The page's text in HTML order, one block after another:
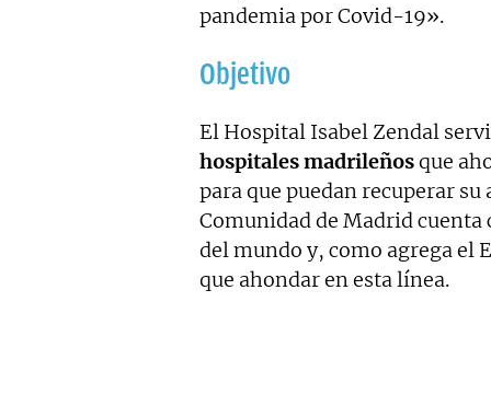
pandemia por Covid-19».
Objetivo
El Hospital Isabel Zendal
hospitales madrileñosque
para que puedan recuperar
Comunidad de Madrid
del mundo y, como agrega el
que ahondar en esta línea.